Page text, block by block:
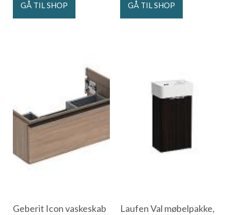
GÅ TIL SHOP GÅ TIL SHOP
Geberit Icon vaskeskab
Laufen Val møbelpakke,